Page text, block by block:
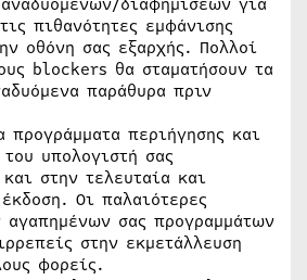
πιθανότητες εμφάνισης
οθόνη σας εξαρχής. Πολλοί
blockers θα σταματήσουν τα
παράθυρα πριν
προγράμματα περιήγησης και
υπολογιστή σας
στην τελευταία και
Οι παλαιότερες
αγαπημένων σας προγραμμάτων
στην εκμετάλλευση
φορείς.